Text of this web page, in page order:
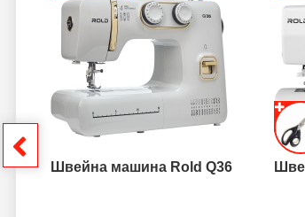
Швейна машина Rold Q36